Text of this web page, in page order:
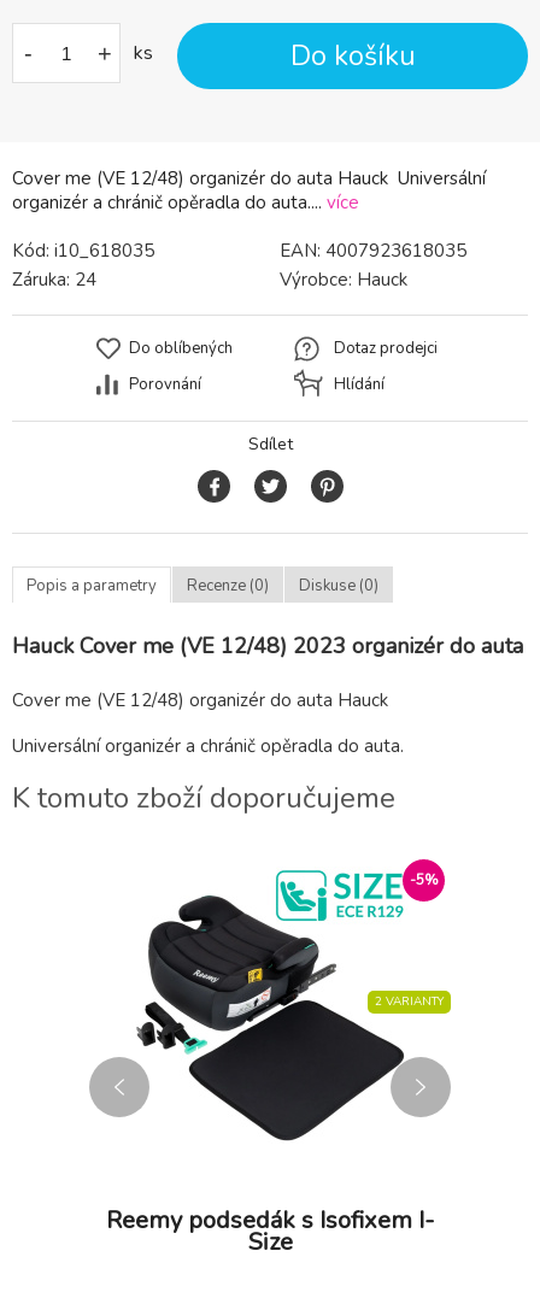
Cover me (VE 12/48) organizér do auta Hauck Universální
organizér a chránič opěradla do auta.... více
- + ks Do košíku
Kód: i10_618035 EAN: 4007923618035
Záruka: 24 Výrobce: Hauck
Do oblíbených
Porovnání
Dotaz prodejci
Hlídání
Sdílet
Popis a parametry Recenze (0) Diskuse (0)
Hauck Cover me (VE 12/48) 2023 organizér do auta
Cover me (VE 12/48) organizér do auta Hauck
Universální organizér a chránič opěradla do auta.
K tomuto zboží doporučujeme
2 VARIANTY
-5%
Reemy podsedák s Isofixem I-
Size